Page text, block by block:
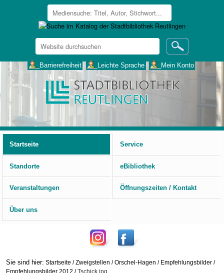
Website
durchsuchen
___Barrierefreiheit ___Leichte Sprache ___Mein Konto
Startseite
Service
Standorte eBibliothek
Veranstaltungen Öffnungszeiten / Kontakt
Über uns
Sie sind hier: Startseite /Zweigstellen /Orschel-Hagen / Empfehlungsbilder /
Empfehlungsbilder 2012 /Tschick.jpg